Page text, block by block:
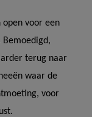
open voor een
terug naar
waar de
voor